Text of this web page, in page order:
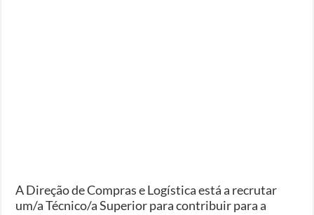
A Direção de Compras e Logística está a recrutar
um/a Técnico/a Superior para contribuir para a